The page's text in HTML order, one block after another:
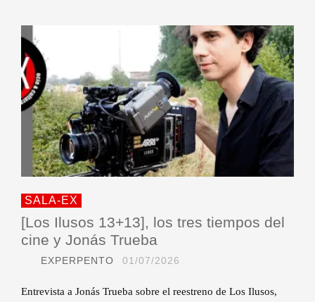
SALA-EX
[Los Ilusos 13+13], los tres tiempos del
cine y Jonás Trueba
EXPERPENTO 01/07/2026
Entrevista a Jonás Trueba sobre el reestreno de Los Ilusos,